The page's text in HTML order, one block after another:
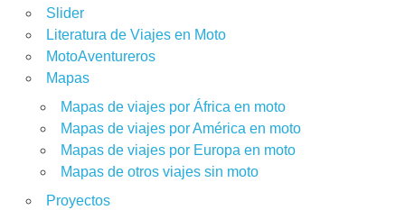
Slider
Literatura de Viajes en Moto
MotoAventureros
Mapas
Mapas de viajes por África en moto
Mapas de viajes por América en moto
Mapas de viajes por Europa en moto
Mapas de otros viajes sin moto
Proyectos